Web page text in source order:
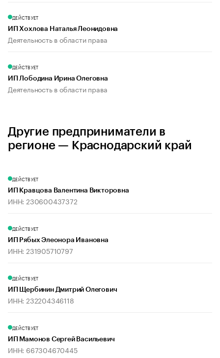
ДЕЙСТВУЕТ
ИП Хохлова Наталья Леонидовна
Деятельность в области права
ДЕЙСТВУЕТ
ИП Лободина Ирина Олеговна
Деятельность в области права
Другие предприниматели в
регионе — Краснодарский край
ДЕЙСТВУЕТ
ИП Кравцова Валентина Викторовна
ИНН: 230600437372
ДЕЙСТВУЕТ
ИП Рябых Элеонора Ивановна
ИНН: 231905710797
ДЕЙСТВУЕТ
ИП Щербинин Дмитрий Олегович
ИНН: 232204346118
ДЕЙСТВУЕТ
ИП Мамонов Сергей Васильевич
ИНН: 667304670445